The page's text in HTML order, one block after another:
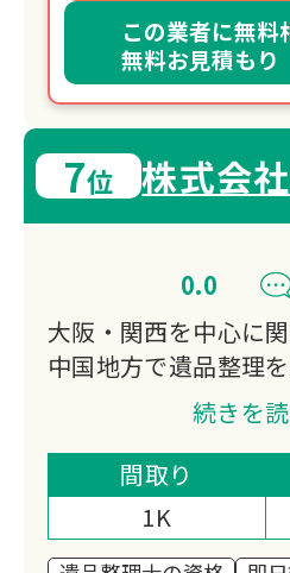
この業者に無料
無料お見積もり
7位 株式会
0.0
大阪・関西を中心に
中国地方で遺品整理を
買取強化で費用を抑
のも海外へ寄付。
遺品整理士資格保有
応。
1万件以上の実績で顧
続きを
間取り
1K